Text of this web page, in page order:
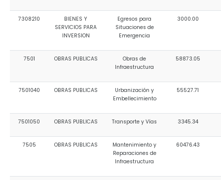
7308210
BIENES Y
SERVICIOS PARA
INVERSION
Egresos para
Situaciones de
Emergencia
3000.00
7501 OBRAS PUBLICAS
Obras de
Infraestructura
58873.05
7501040 OBRAS PUBLICAS
Urbanización y
Embellecimiento
55527.71
7501050 OBRAS PUBLICAS Transporte y Vías 3345.34
7505 OBRAS PUBLICAS
Mantenimiento y
Reparaciones de
Infraestructura
60476.43